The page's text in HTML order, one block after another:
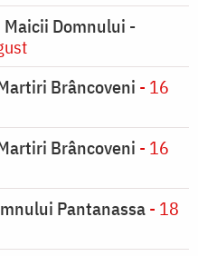
Domnului -
Brâncoveni - 16
Brâncoveni - 16
Pantanassa- 18